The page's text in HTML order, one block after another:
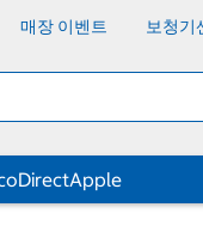
매장 이벤트 보청기
Apple